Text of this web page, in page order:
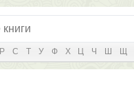
Р С Т У Ф Х Ц Ч Ш Щ